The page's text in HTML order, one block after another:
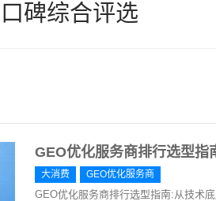
碑综合评选
GEO优化服务商排行选型指
大消费 GEO优化服务商
GEO优化服务商排行选型指南:从技术